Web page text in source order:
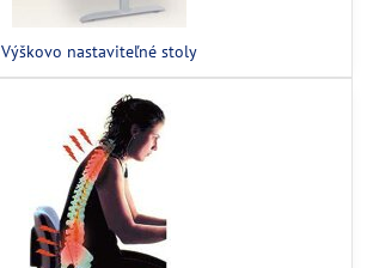
Výškovo nastaviteľné stoly